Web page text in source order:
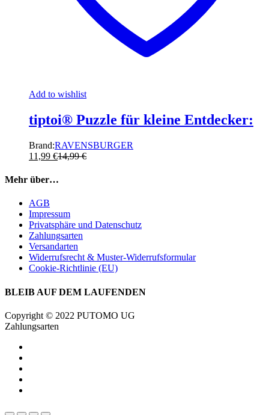
Add to wishlist
tiptoi® Puzzle für kleine Entdecker:
Brand:RAVENSBURGER
11,99 €14,99€
Mehr über…
AGB
Impressum
Privatsphäre und Datenschutz
Zahlungsarten
Versandarten
Widerrufsrecht & Muster-Widerrufsformular
Cookie-Richtlinie (EU)
BLEIB AUF DEM LAUFENDEN
Copyright © 2022 PUTOMO UG
Zahlungsarten